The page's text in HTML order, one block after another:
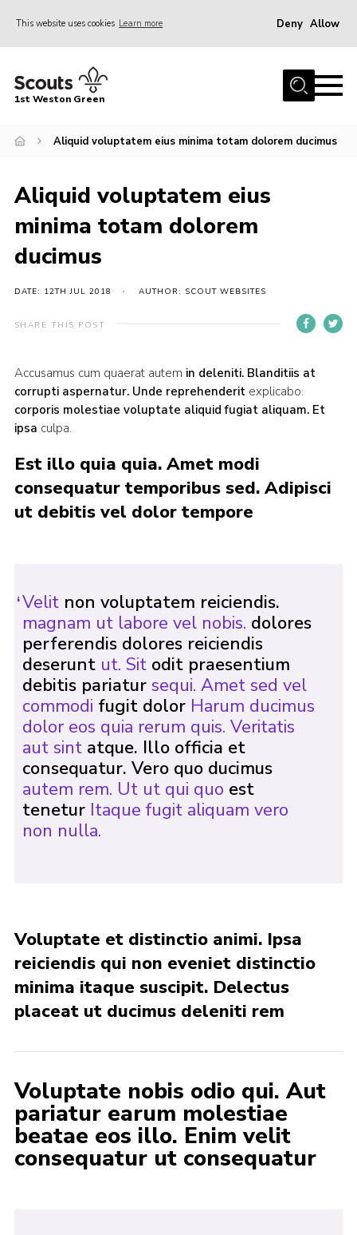
This website uses cookies Learn more Deny Allow
Home
Join the Group
Events
Gallery
Contact
Members Resources
Christmas Trees
Cookies
Join the Group
1st Weston Green
Aliquid voluptatem eius minima totam dolorem ducimus
Aliquid voluptatem eius
minima totam dolorem
ducimus
DATE: 12TH JUL 2018 AUTHOR: SCOUT WEBSITES
SHARE THIS POST
Accusamus cum quaerat autem in deleniti. Blanditiis at
corrupti aspernatur. Unde reprehenderitexplicabo.
corporis molestiae voluptate aliquid fugiat aliquam. Et
ipsa culpa.
Est illo quia quia. Amet modi
consequatur temporibus sed. Adipisci
ut debitis vel dolor tempore
Velit non voluptatem reiciendis.
magnam ut labore vel nobis. dolores
perferendis dolores reiciendis
deseruntut. Sit odit praesentium
debitis pariatursequi. Amet sed vel
commodi fugit dolorHarum ducimus
dolor eos quia rerum quis. Veritatis
aut sint atque. Illo officia et
consequatur. Vero quo ducimus
autem rem. Ut ut qui quo est
teneturItaque fugit aliquam vero
non nulla.
Voluptate et distinctio animi. Ipsa
reiciendis qui non eveniet distinctio
minima itaque suscipit. Delectus
placeat ut ducimus deleniti rem
Voluptate nobis odio qui. Aut
pariatur earum molestiae
beatae eos illo. Enim velit
consequatur ut consequatur